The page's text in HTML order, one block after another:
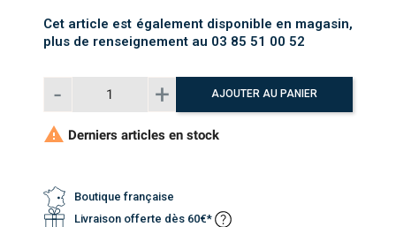
Cet article est également disponible en magasin,
plus de renseignement au 03 85 51 00 52
AJOUTER AU PANIER
 Derniers articles en stock
Boutique française
Livraison offerte dès 60€*